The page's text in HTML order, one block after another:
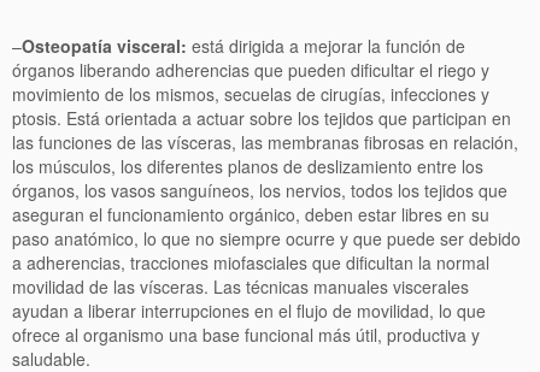
–Osteopatía visceral: está dirigida a mejorar la función de
órganos liberando adherencias que pueden dificultar el riego y
movimiento de los mismos, secuelas de cirugías, infecciones y
ptosis. Está orientada a actuar sobre los tejidos que participan en
las funciones de las vísceras, las membranas fibrosas en relación,
los músculos, los diferentes planos de deslizamiento entre los
órganos, los vasos sanguíneos, los nervios, todos los tejidos que
aseguran el funcionamiento orgánico, deben estar libres en su
paso anatómico, lo que no siempre ocurre y que puede ser debido
a adherencias, tracciones miofasciales que dificultan la normal
movilidad de las vísceras. Las técnicas manuales viscerales
ayudan a liberar interrupciones en el flujo de movilidad, lo que
ofrece al organismo una base funcional más útil, productiva y
saludable.